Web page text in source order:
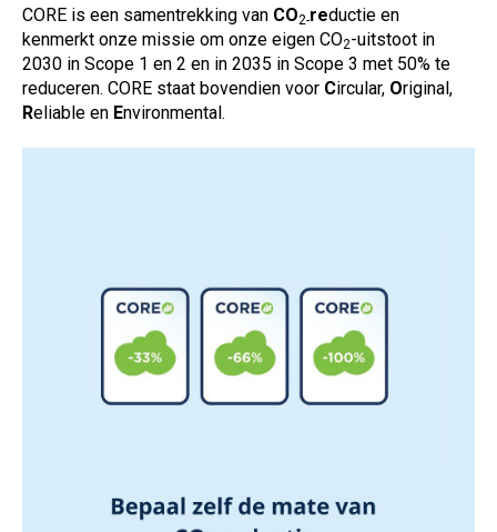
CORE is een samentrekking van CO2-reductie en
kenmerkt onze missie om onze eigen CO2-uitstoot in
2030 in Scope 1 en 2 en in 2035 in Scope 3 met 50% te
reduceren. CORE staat bovendien voor Circular, Original,
Reliable en Environmental.